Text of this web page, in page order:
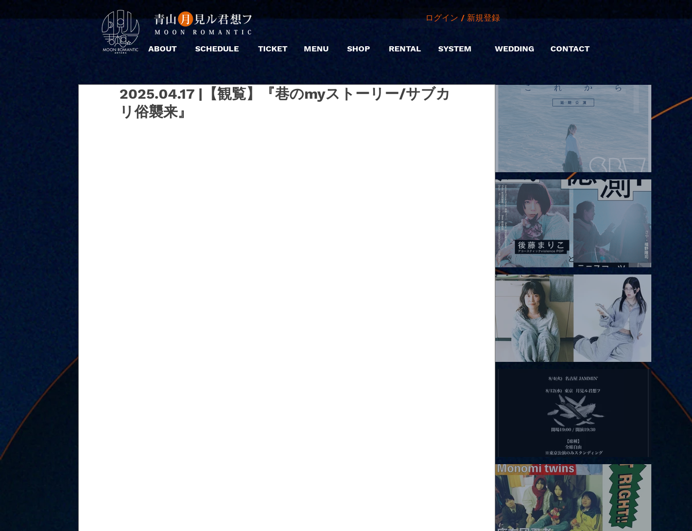
ABOUT SCHEDULE TICKET MENU SHOP
ログイン / 新規登録
RENTAL SYSTEM WEDDING CONTACT
2025.04.17 |【観覧】『巷のmyストーリー/サブカ
リ俗襲来』
2026.08.08 |【観覧】Oaiko pre.「これから」延期公演 Blurred
City Lights × 17歳とベルリンの壁
2026.08.10 |【観覧】「巷のmyストーリー/風の憶測1～後藤まりこ
アコースティックviolence POPとテニスコーツ」
2026.08.12 |【観覧】田澤孝介 ソロワンマン 「Ballad Box 2026」